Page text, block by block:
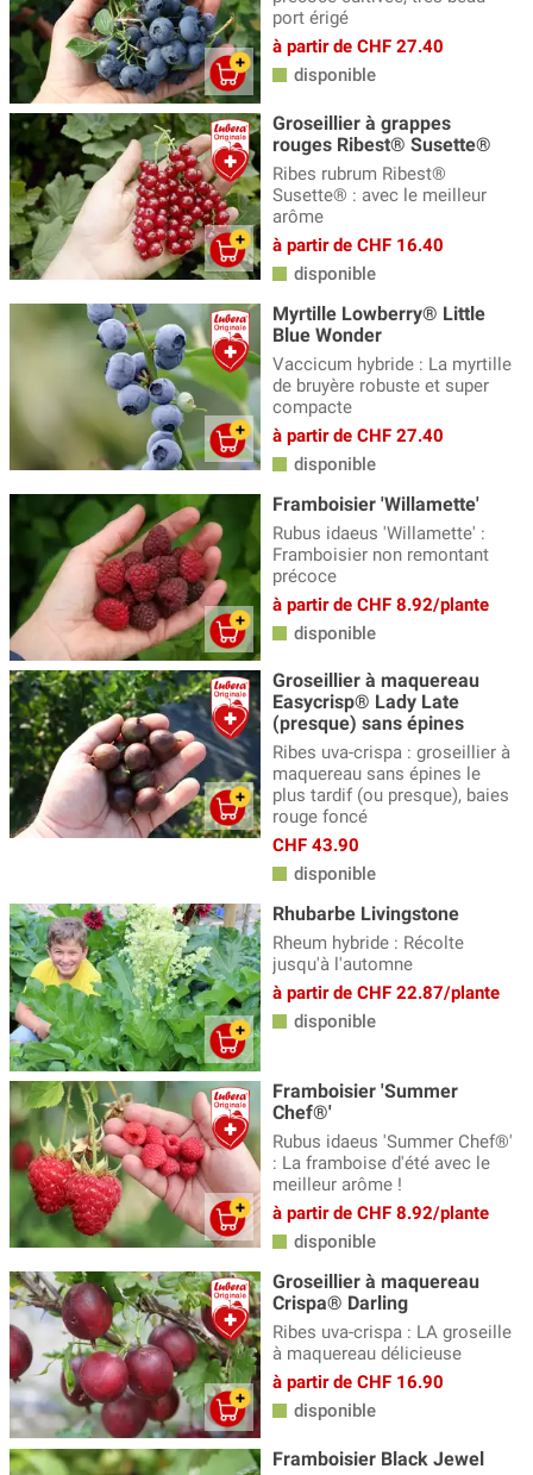
port érigé
à partir de CHF 27.40
disponible
Groseillier à grappes
rouges Ribest® Susette®
Ribes rubrum Ribest®
Susette® : avec le meilleur
arôme
à partir de CHF 16.40
disponible
Myrtille Lowberry® Little
Blue Wonder
Vaccicum hybride : La myrtille
de bruyère robuste et super
compacte
à partir de CHF 27.40
disponible
Framboisier 'Willamette'
Rubus idaeus 'Willamette' :
Framboisier non remontant
précoce
à partir de CHF 8.92/plante
disponible
Groseillier à maquereau
Easycrisp® Lady Late
(presque) sans épines
Ribes uva-crispa : groseillier à
maquereau sans épines le
plus tardif (ou presque), baies
rouge foncé
CHF 43.90
disponible
Rhubarbe Livingstone
Rheum hybride : Récolte
jusqu'à l'automne
à partir de CHF 22.87/plante
disponible
Framboisier 'Summer
Chef®'
Rubus idaeus 'Summer Chef®'
: La framboise d'été avec le
meilleur arôme !
à partir de CHF 8.92/plante
disponible
Groseillier à maquereau
Crispa® Darling
Ribes uva-crispa : LA groseille
à maquereau délicieuse
à partir de CHF 16.90
disponible
Framboisier Black Jewel